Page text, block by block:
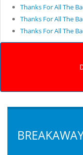
Thanks For All The
Thanks For All The
Thanks For All The